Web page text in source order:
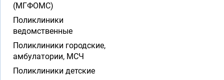
(МГФОМС)
Поликлиники
ведомственные
Поликлиники городские,
амбулатории, МСЧ
Поликлиники детские